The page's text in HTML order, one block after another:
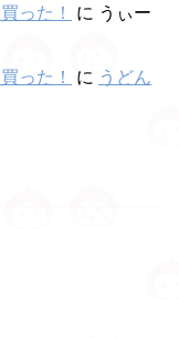
った！
に うぃー
った！
に うどん